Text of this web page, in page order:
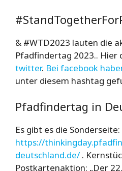
& #WTD2023 lauten die
Pfadfindertag 2023.. Hier
twitter. Bei facebook
unter diesem hashtag
Pfadfindertag in
Es gibt es die Sonderseite:
https://
deutschland.de/ .
Postkartenaktion: „Der